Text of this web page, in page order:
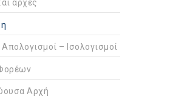
αρχές
– Ισολογισμοί
Αρχή